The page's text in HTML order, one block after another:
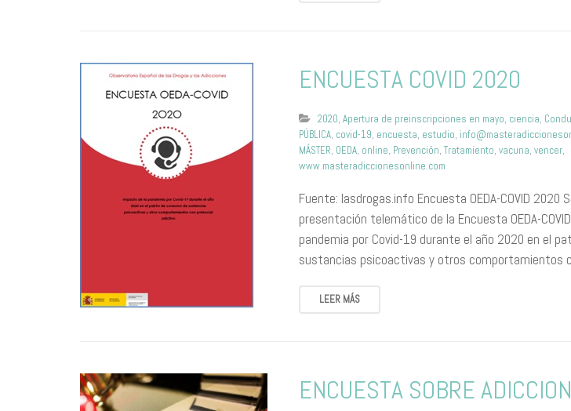
ENCUESTA COVID 2020
2020,Apertura de preinscripciones en mayo, ciencia,
PÚBLICA, covid-19, encuesta, estudio,
MÁSTER, OEDA, online, Prevención,Tratamiento,vacuna,vencer,
www.masteradiccionesonline.com
Fuente: lasdrogas.info Encuesta OEDA-COVID 2020
presentación telemático de la Encuesta OEDA-
pandemia por Covid-19 durante el año 2020 en el
sustancias psicoactivas y otros comportamientos
LEER MÁS
ENCUESTA SOBRE